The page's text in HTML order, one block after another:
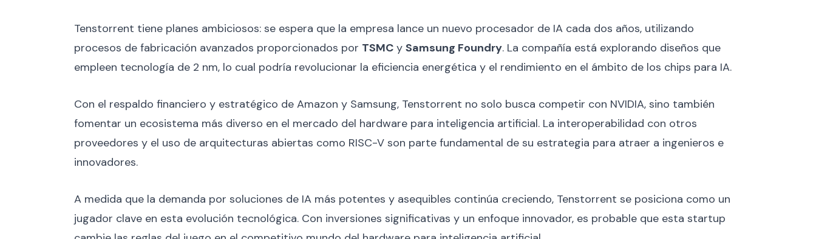
Tenstorrent tiene planes ambiciosos: se espera que la empresa lance un nuevo procesador de IA cada dos años, utilizando
procesos de fabricación avanzados proporcionados por TSMC y Samsung Foundry. La compañía está explorando diseños que
empleen tecnología de 2 nm, lo cual podría revolucionar la eficiencia energética y el rendimiento en el ámbito de los chips para IA.
Con el respaldo financiero y estratégico de Amazon y Samsung, Tenstorrent no solo busca competir con NVIDIA, sino también
fomentar un ecosistema más diverso en el mercado del hardware para inteligencia artificial. La interoperabilidad con otros
proveedores y el uso de arquitecturas abiertas como RISC-V son parte fundamental de su estrategia para atraer a ingenieros e
innovadores.
A medida que la demanda por soluciones de IA más potentes y asequibles continúa creciendo, Tenstorrent se posiciona como un
jugador clave en esta evolución tecnológica. Con inversiones significativas y un enfoque innovador, es probable que esta startup